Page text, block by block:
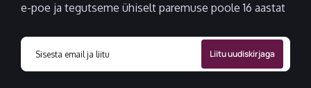
e-poe ja tegutseme ühiselt paremuse poole 16 aastat